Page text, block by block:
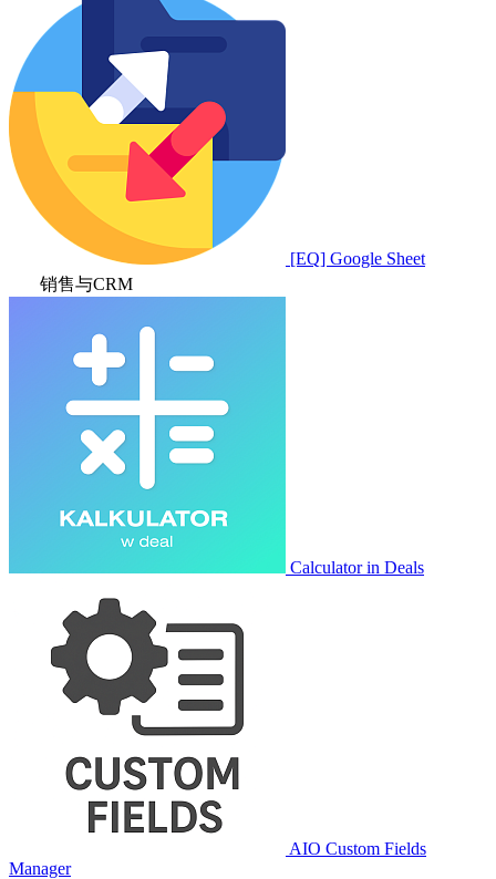
[EQ] Google Sheet
销售与CRM
Calculator in Deals
AIO Custom Fields
Manager